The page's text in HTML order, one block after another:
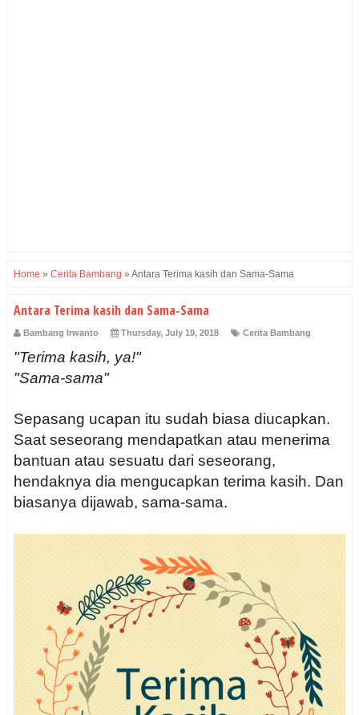
Home » Cerita Bambang » Antara Terima kasih dan Sama-Sama
Antara Terima kasih dan Sama-Sama
Bambang Irwanto Thursday, July 19, 2018 Cerita Bambang
"Terima kasih, ya!"
"Sama-sama"
Sepasang ucapan itu sudah biasa diucapkan.
Saat seseorang mendapatkan atau menerima
bantuan atau sesuatu dari seseorang,
hendaknya dia mengucapkan terima kasih. Dan
biasanya dijawab, sama-sama.